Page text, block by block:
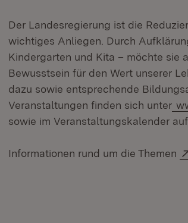
Der Landesregierung ist die
wichtiges Anliegen. Durch
Kindergarten und Kita – möchte sie
Bewusstsein für den Wert unserer
dazu sowie entsprechende
Veranstaltungen finden sich unter
sowie im Veranstaltungskalender auf
Informationen rund um die Themen